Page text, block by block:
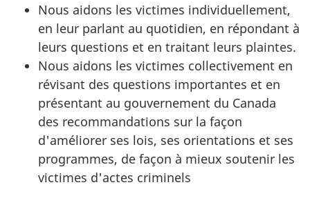
Nous aidons les victimes individuellement,
en leur parlant au quotidien, en répondant à
leurs questions et en traitant leurs plaintes.
Nous aidons les victimes collectivement en
révisant des questions importantes et en
présentant au gouvernement du Canada
des recommandations sur la façon
d'améliorer ses lois, ses orientations et ses
programmes, de façon à mieux soutenir les
victimes d'actes criminels